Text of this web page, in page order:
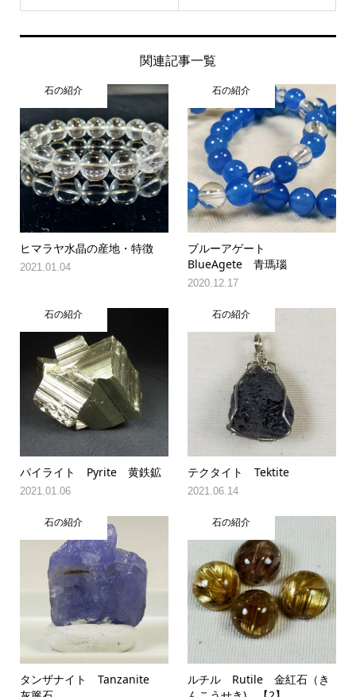
関連記事一覧
石の紹介
ヒマラヤ水晶の産地・特徴
2021.01.04
石の紹介
ブルーアゲート
BlueAgete 青瑪瑙
2020.12.17
石の紹介
パイライト Pyrite 黄鉄鉱
2021.01.06
石の紹介
テクタイト Tektite
2021.06.14
石の紹介
タンザナイト Tanzanite
石の紹介
ルチル Rutile 金紅石（き